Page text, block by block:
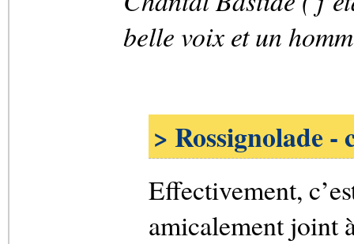
belle voix et un
> Rossignolade -
Effectivement,
amicalement joint